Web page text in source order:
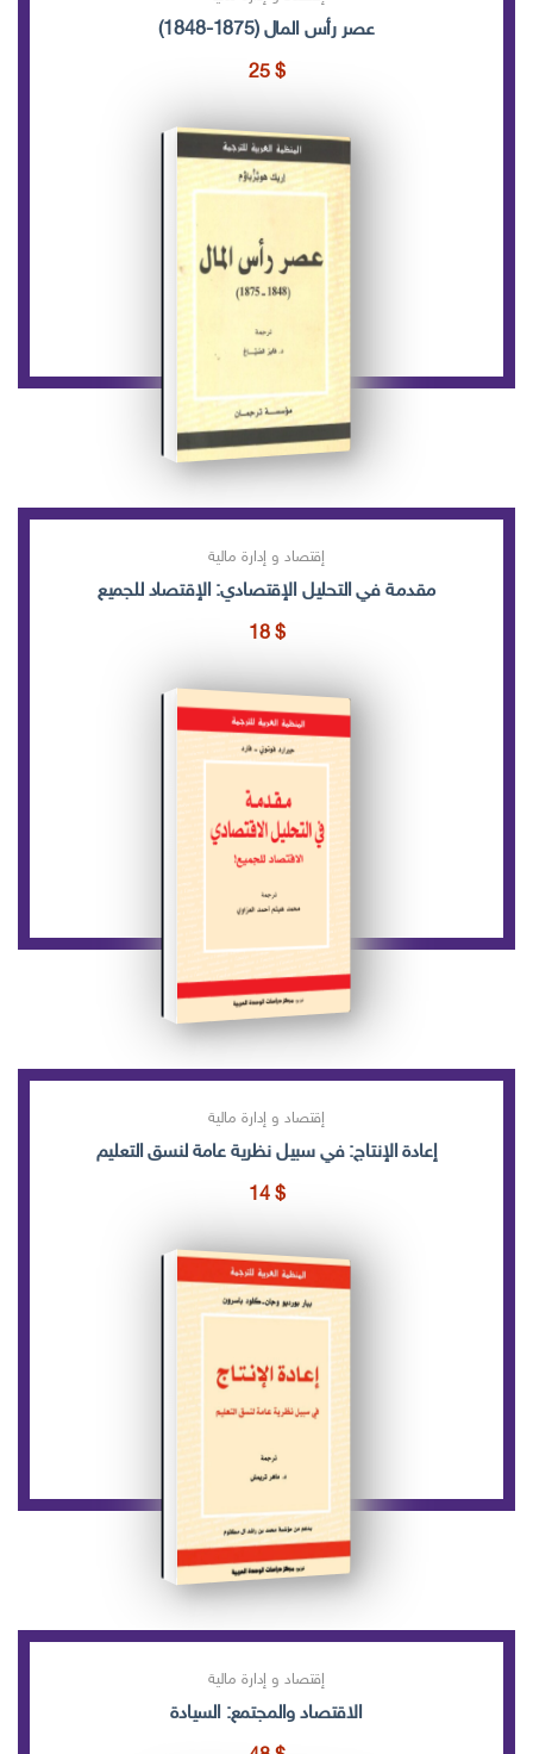
عصر رأس المال (1875-1848)
25 $
إقتصاد و إدارة مالية
مقدمة في التحليل الإقتصادي: الإقتصاد للجميع
18 $
إقتصاد و إدارة مالية
إعادة الإنتاج: في سبيل نظرية عامة لنسق التعليم
14 $
إقتصاد و إدارة مالية
الاقتصاد والمجتمع: السيادة